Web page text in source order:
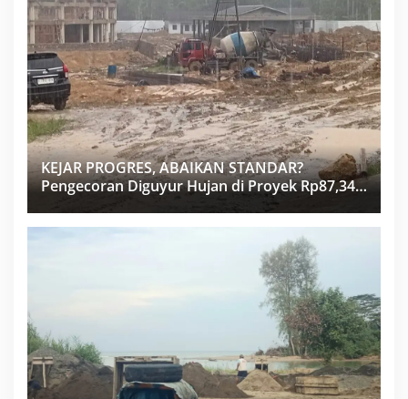
KEJAR PROGRES, ABAIKAN STANDAR?
Pengecoran Diguyur Hujan di Proyek Rp87,34
Miliar Sukma Nias, Konsultan, Pengawas dan
PPK Bungkam